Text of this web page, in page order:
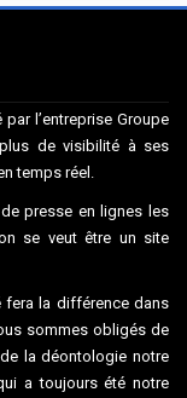
l’entreprise Groupe
de visibilité à ses
temps réel.
presse en lignes les
se veut être un site
fera la différence dans
sommes obligés de
la déontologie notre
a toujours été notre